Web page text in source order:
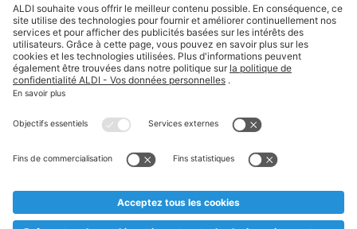
Suivez ALDI Belgique
Textes marqués d'un astérisque et mentions légales
* Nous vendons ces articles temporairement et jusqu'à
au cas où, malgré le planning bien étudié, nous serions
prématurément en rupture de stock. Prix Recupel et TVA incl.
** Sur ce site, l’utilisation de la forme masculine a été adoptée